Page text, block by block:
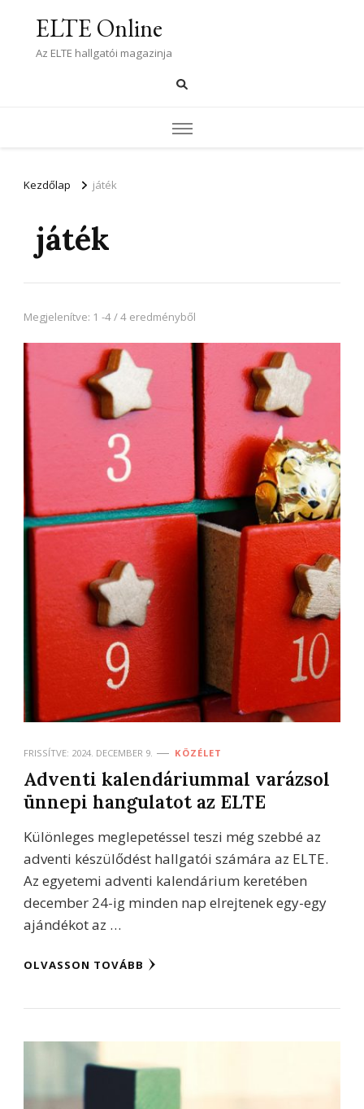
ELTE Online
Az ELTE hallgatói magazinja
Kezdőlap játék
játék
Megjelenítve: 1 -4 / 4 eredményből
FRISSÍTVE: 2024. DECEMBER 9. KÖZÉLET
Adventi kalendáriummal varázsol
ünnepi hangulatot az ELTE
Különleges meglepetéssel teszi még szebbé az
adventi készülődést hallgatói számára az ELTE.
Az egyetemi adventi kalendárium keretében
december 24-ig minden nap elrejtenek egy-egy
ajándékot az …
OLVASSON TOVÁBB